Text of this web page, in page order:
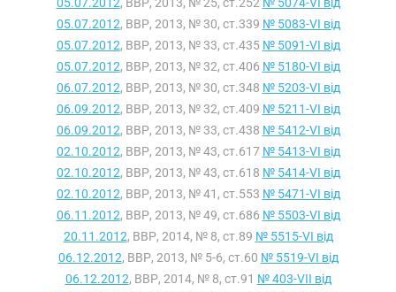
05.07.2012, ВВР, 2013, № 30, ст.339 № 5083-VI від
05.07.2012, ВВР, 2013, № 33, ст.435 № 5091-VI від
05.07.2012, ВВР, 2013, № 32, ст.406 № 5180-VI від
06.07.2012, ВВР, 2013, № 30, ст.348 № 5203-VI від
06.09.2012, ВВР, 2013, № 32, ст.409 № 5211-VI від
06.09.2012, ВВР, 2013, № 33, ст.438 № 5412-VI від
02.10.2012, ВВР, 2013, № 43, ст.617 № 5413-VI від
02.10.2012, ВВР, 2013, № 43, ст.618 № 5414-VI від
02.10.2012, ВВР, 2013, № 41, ст.553 № 5471-VI від
06.11.2012, ВВР, 2013, № 49, ст.686 № 5503-VI від
20.11.2012, ВВР, 2014, № 8, ст.89 № 5515-VI від
06.12.2012, ВВР, 2013, № 5-6, ст.60 № 5519-VI від
06.12.2012, ВВР, 2014, № 8, ст.91 № 403-VII від